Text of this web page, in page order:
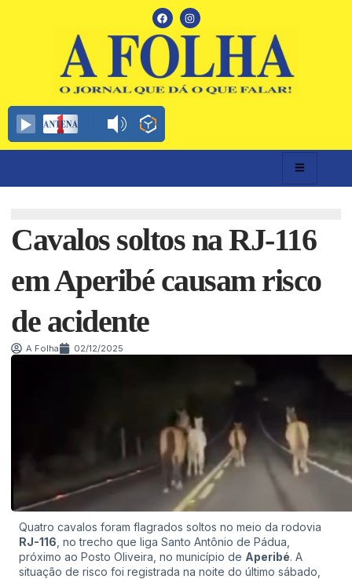
Cavalos soltos na RJ-116
em Aperibé causam risco
de acidente
A Folha 02/12/2025
Quatro cavalos foram flagrados soltos no meio da rodovia
RJ-116 , no trecho que liga Santo Antônio de Pádua,
próximo ao Posto Oliveira, no município de Aperibé. A
situação de risco foi registrada na noite do último sábado,